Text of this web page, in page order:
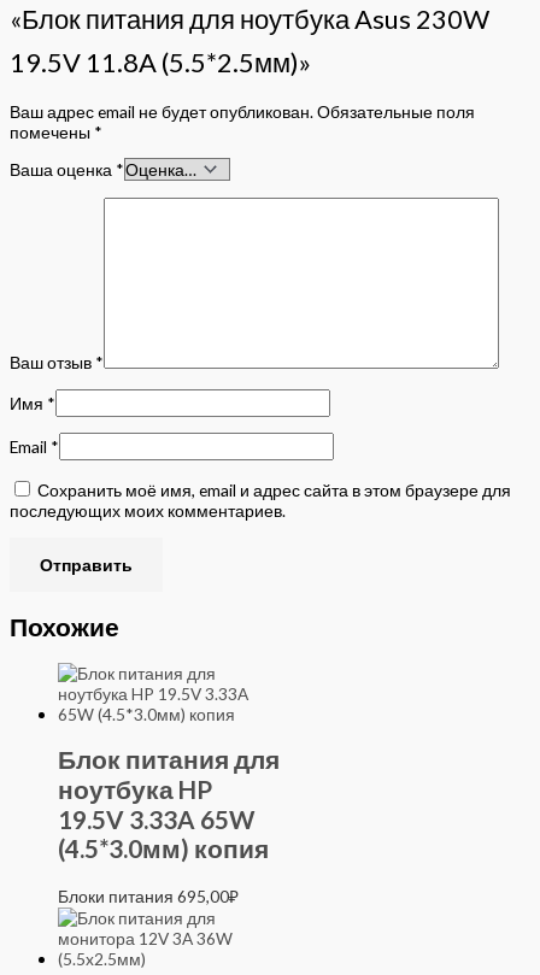
«Блок питания для ноутбука Asus 230W
19.5V 11.8A (5.5*2.5мм)»
Ваш адрес email не будет опубликован.Обязательные поля
помечены *
Ваша оценка *
Ваш отзыв *
Имя *
Email *
Сохранить моё имя, email и адрес сайта в этом браузере для
последующих моих комментариев.
Похожие
Блок питания для
ноутбука HP
19.5V 3.33A 65W
(4.5*3.0мм) копия
Блоки питания 695,00₽